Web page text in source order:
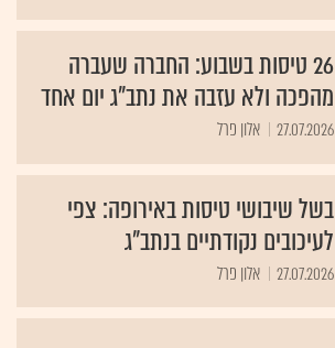
26 טיסות בשבוע: החברה שעברה
מהפכה ולא עזבה את נתב"ג יום אחד
27.07.2026 אלון פרל
בשל שיבושי טיסות באירופה: צפי
לעיכובים נקודתיים בנתב"ג
27.07.2026 אלון פרל